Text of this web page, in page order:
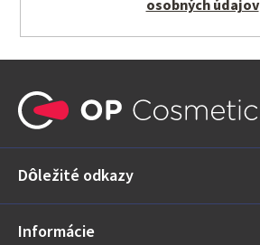
osobných údajov
ä
i
Dôležité odkazy
Informácie